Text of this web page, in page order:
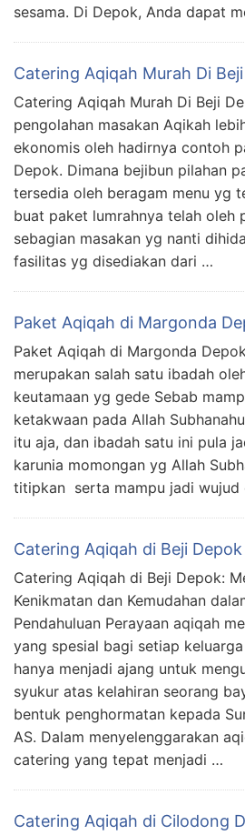
sesama. Di Depok, Anda dapat
Catering Aqiqah Murah Di
Catering Aqiqah Murah Di Beji
pengolahan masakan Aqikah
ekonomis oleh hadirnya contoh
Depok. Dimana bejibun pilahan
tersedia oleh beragam menu yg
buat paket lumrahnya telah oleh
sebagian masakan yg nanti
fasilitas yg disediakan dari …
Paket Aqiqah di Margonda
Paket Aqiqah di Margonda
merupakan salah satu ibadah
keutamaan yg gede Sebab
ketakwaan pada Allah
itu aja, dan ibadah satu ini pula
karunia momongan yg Allah
titipkan serta mampu jadi wujud
Catering Aqiqah di Beji Depok
Catering Aqiqah di Beji Depok:
Kenikmatan dan Kemudahan
Pendahuluan Perayaan aqiqah
yang spesial bagi setiap
hanya menjadi ajang untuk
syukur atas kelahiran seorang
bentuk penghormatan kepada
AS. Dalam menyelenggarakan
catering yang tepat menjadi …
Catering Aqiqah di Cilodong